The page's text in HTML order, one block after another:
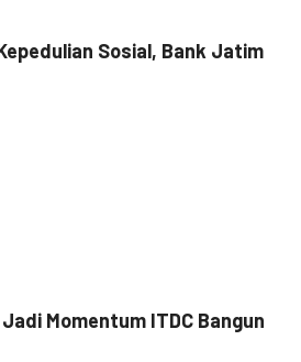
Sosial, Bank Jatim
Momentum ITDC Bangun